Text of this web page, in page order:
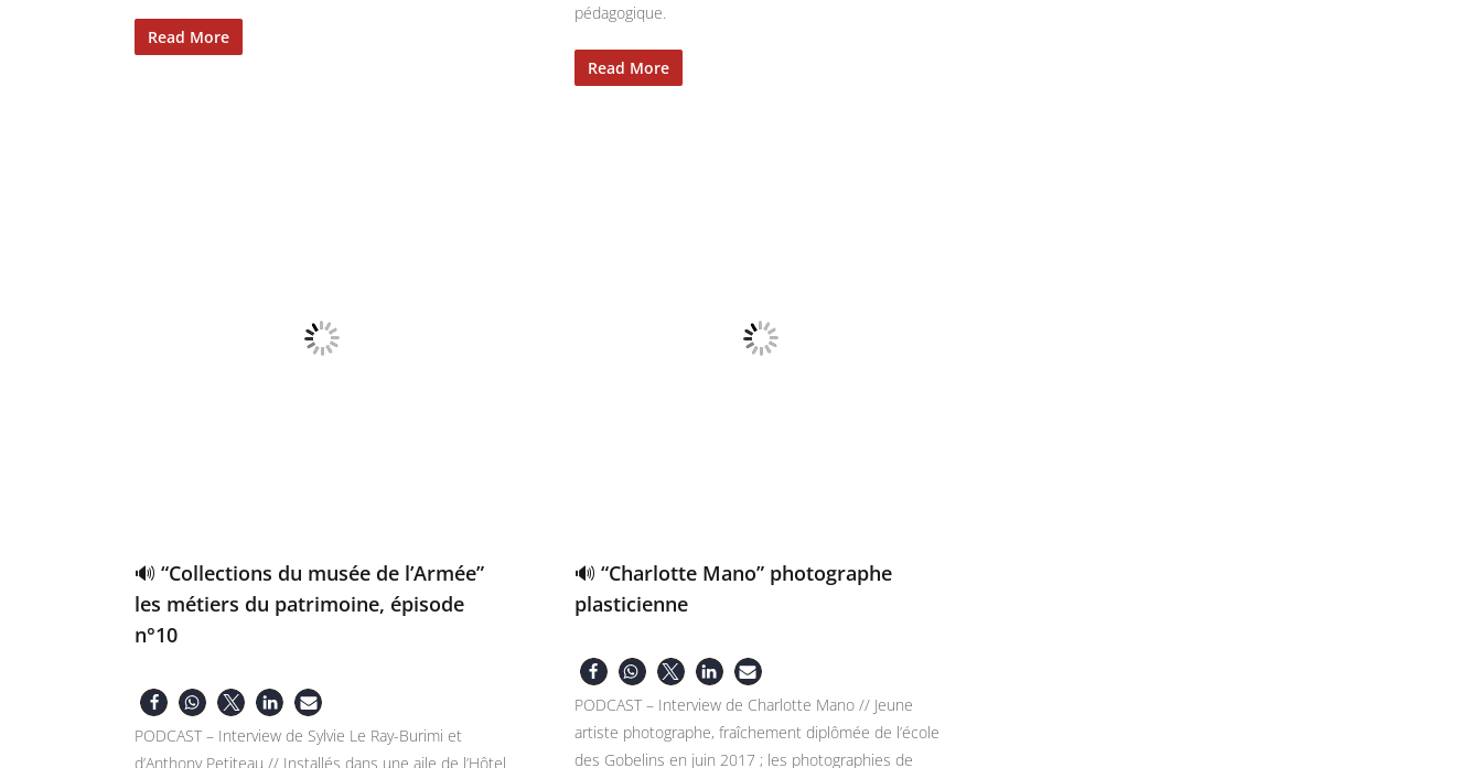
Read More
pédagogique.
Read More
🔊 “Collections du musée de l’Armée”
les métiers du patrimoine, épisode
n°10
PODCAST – Interview de Sylvie Le Ray-Burimi et
d’Anthony Petiteau // Installés dans une aile de l’Hôtel
🔊 “Charlotte Mano” photographe
plasticienne
PODCAST – Interview de Charlotte Mano // Jeune
artiste photographe, fraîchement diplômée de l’école
des Gobelins en juin 2017 ; les photographies de